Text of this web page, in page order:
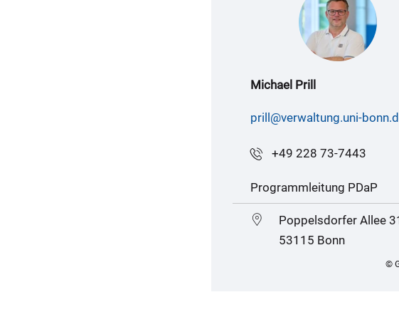
Michael Prill
prill@verwaltung.uni-
+49 228 73-7443
Programmleitung PDaP
Poppelsdorfer Allee
53115 Bonn
©